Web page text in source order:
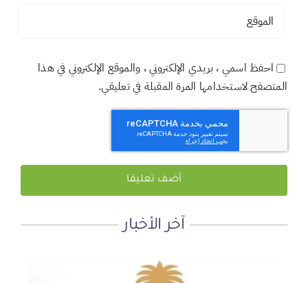
آخر الأخبار
أجتاحني الخريف .. و أعادني الربيع
احفظ اسمي ، بريدي الإلكتروني ، والموقع الإلكتروني في هذا
المتصفح لاستخدامها المرة المقبلة في تعليقي.